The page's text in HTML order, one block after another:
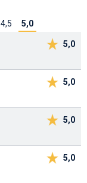
4,5 5,0
5,0
5,0
5,0
5,0